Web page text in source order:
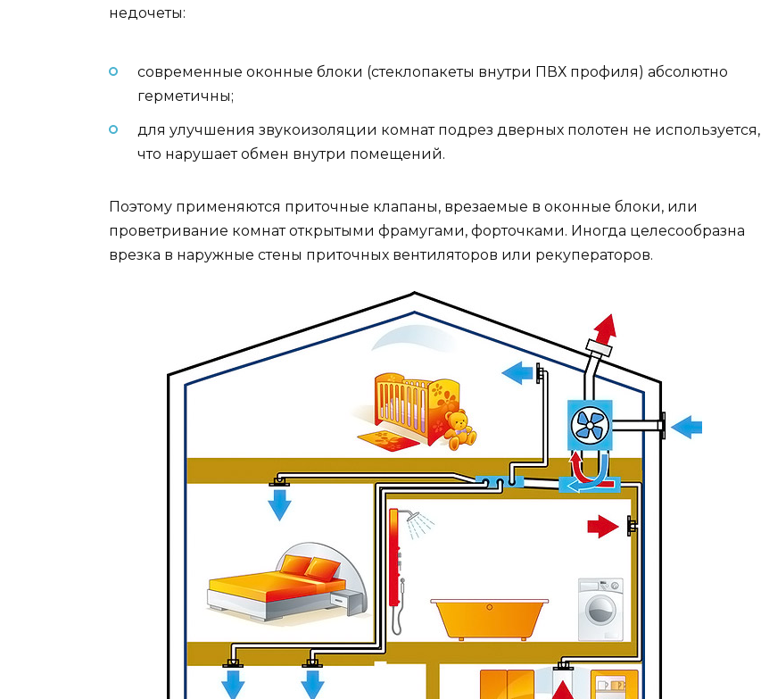
недочеты:
современные оконные блоки (стеклопакеты внутри ПВХ профиля) абсолютно
герметичны;
для улучшения звукоизоляции комнат подрез дверных полотен не используется,
что нарушает обмен внутри помещений.
Поэтому применяются приточные клапаны, врезаемые в оконные блоки, или
проветривание комнат открытыми фрамугами, форточками. Иногда целесообразна
врезка в наружные стены приточных вентиляторов или рекуператоров.